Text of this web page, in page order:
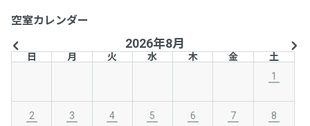
空室カレンダー
2026年8月
日 月 火 水 木 金
土
1
2 3 4 5 6 7 8